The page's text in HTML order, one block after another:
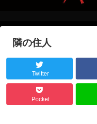
隣の住人
Twitter
Pocket